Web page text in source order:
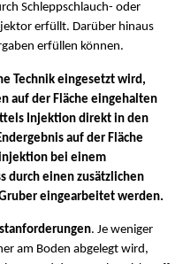
Schleppschlauch- oder
erfüllt. Darüber hinaus
erfüllen können.
Technik eingesetzt wird,
auf der Fläche eingehalten
Injektion direkt in den
auf der Fläche
bei einem
durch einen zusätzlichen
eingearbeitet werden.
. Je weniger
am Boden abgelegt wird,